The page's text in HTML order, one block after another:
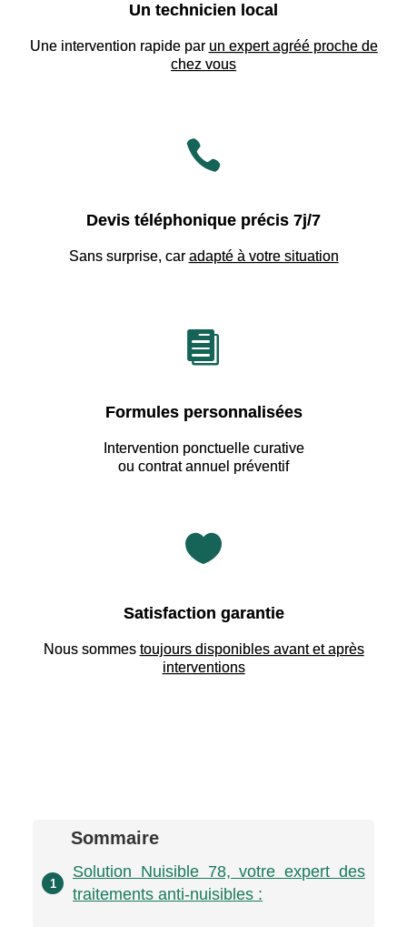
Un technicien local
Une intervention rapide par un expert agréé proche de
chez vous

Devis téléphonique précis 7j/7
Sans surprise, car adapté à votre situation

Formules personnalisées
Intervention ponctuelle curative
ou contrat annuel préventif

Satisfaction garantie
Nous sommes toujours disponibles avant et après
interventions
Sommaire
1
Solution Nuisible 78, votre expert des
traitements anti-nuisibles :